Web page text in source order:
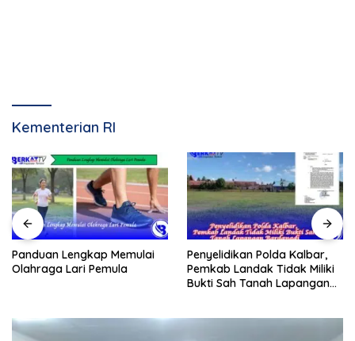
Kementerian RI
Panduan Lengkap Memulai
Olahraga Lari Pemula
Penyelidikan Polda Kalbar,
Pemkab Landak Tidak Miliki
Bukti Sah Tanah Lapangan